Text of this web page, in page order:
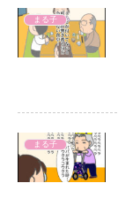
まる子
まる子